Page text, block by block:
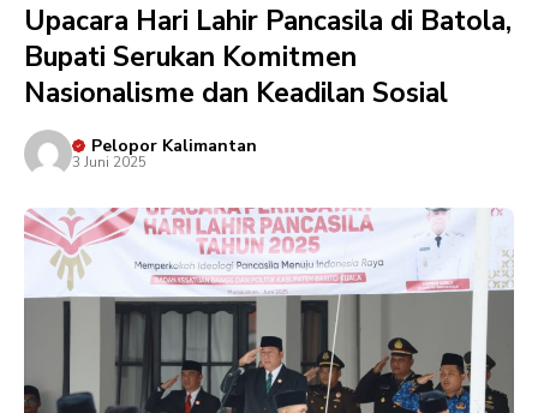
Upacara Hari Lahir Pancasila di Batola,
Bupati Serukan Komitmen
Nasionalisme dan Keadilan Sosial
Pelopor Kalimantan
3 Juni 2025